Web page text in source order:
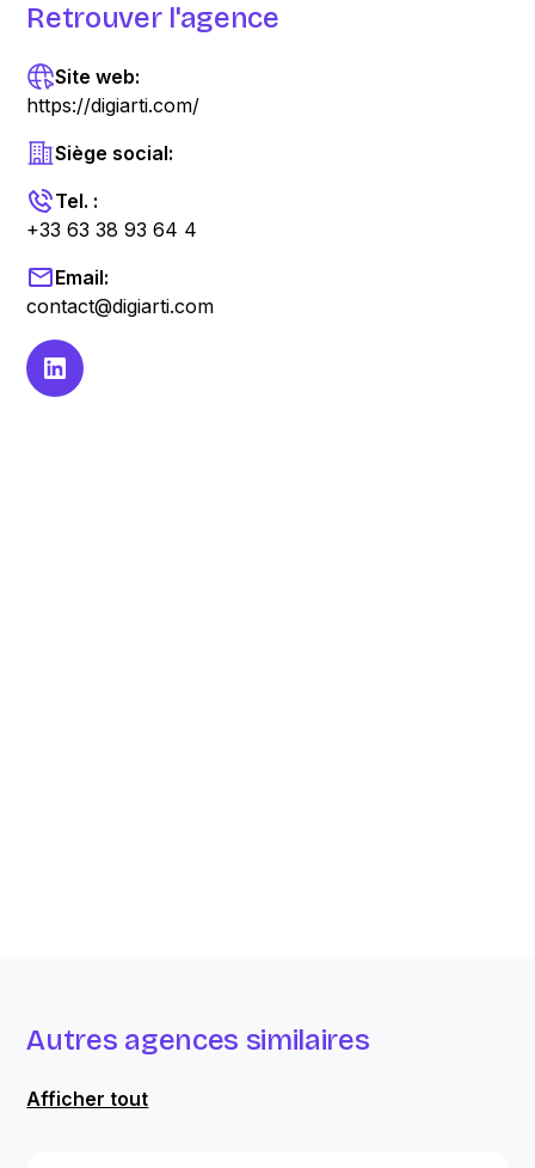
Retrouver l'agence
Site web:
https://digiarti.com/
Siège social:
Tel. :
+33 63 38 93 64 4
Email:
contact@digiarti.com
Autres agences similaires
Afficher tout